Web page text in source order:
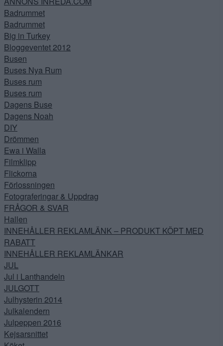
Badrummet
Badrummet
Big in Turkey
Bloggeventet 2012
Busen
Buses Nya Rum
Buses rum
Buses rum
Dagens Buse
Dagens Noah
DIY
Drömmen
Ewa i Walla
Filmklipp
Flickorna
Förlossningen
Fotograferingar & Uppdrag
FRÅGOR & SVAR
Hallen
INNEHÅLLER REKLAMLÄNK – PRODUKT KÖPT MED
RABATT
INNEHÅLLER REKLAMLÄNKAR
JUL
Jul i Lanthandeln
JULGOTT
Julhysterin 2014
Julkalendern
Julpeppen 2016
Kejsarsnittet